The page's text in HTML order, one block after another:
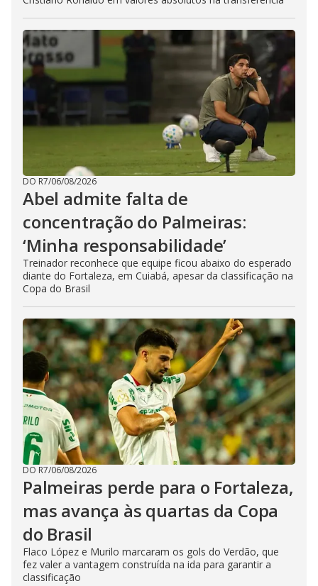
DO R7/06/08/2026
Abel admite falta de
concentração do Palmeiras:
‘Minha responsabilidade’
Treinador reconhece que equipe ficou abaixo do esperado
diante do Fortaleza, em Cuiabá, apesar da classificação na
Copa do Brasil
DO R7/06/08/2026
Palmeiras perde para o Fortaleza,
mas avança às quartas da Copa
do Brasil
Flaco López e Murilo marcaram os gols do Verdão, que
fez valer a vantagem construída na ida para garantir a
classificação